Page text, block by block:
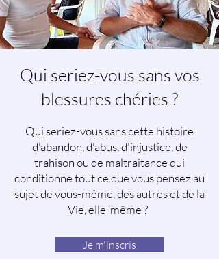
Qui seriez-vous sans vos
blessures chéries ?
Qui seriez-vous sans cette histoire
d'abandon, d'abus, d'injustice, de
trahison ou de maltraitance qui
conditionne tout ce que vous pensez au
sujet de vous-même, des autres et de la
Vie, elle-même ?
Je m'inscris